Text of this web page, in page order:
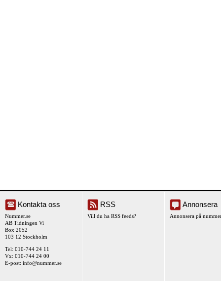
Kontakta oss
Nummer.se
AB Tidningen Vi
Box 2052
103 12 Stockholm
Tel: 010-744 24 11
Vx: 010-744 24 00
E-post: info@nummer.se
RSS
Vill du ha RSS feeds?
Annonsera
Annonsera på